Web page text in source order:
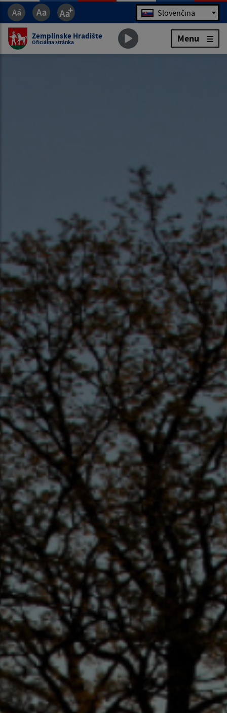
Jazyk Slovenčina
Zemplínske Hradište
Oficiálna stránka Menu